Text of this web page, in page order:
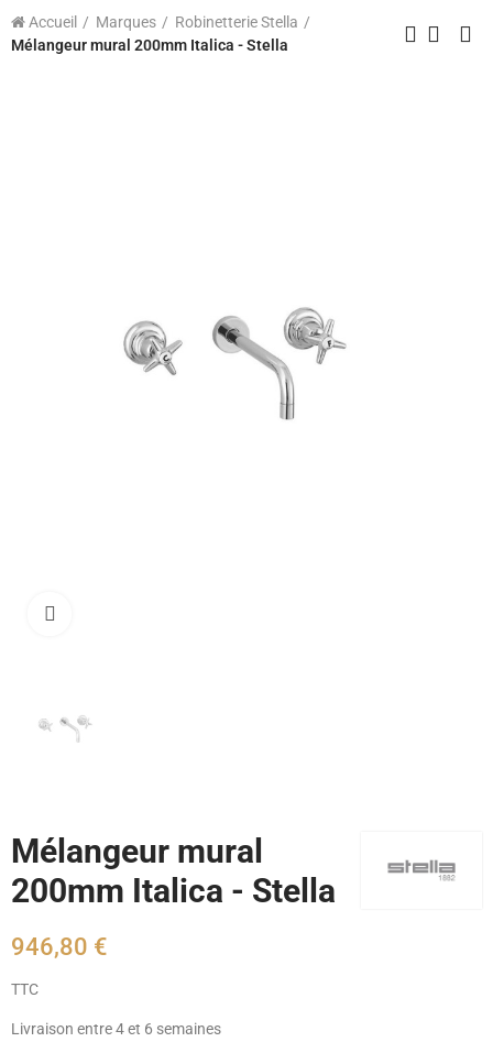
Accueil Marques
Robinetterie Stella
Mélangeur mural 200mm Italica - Stella
Mélangeur mural
200mm Italica - Stella
946,80 €
TTC
Livraison entre 4 et 6 semaines